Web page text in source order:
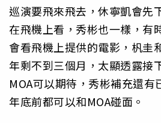
巡演要飛來飛去，休寧凱會先
在飛機上看，秀彬也一樣，有
會看飛機上提供的電影，杋圭
年剩不到三個月，太顯透露接
MOA可以期待，秀彬補充還有
年底前都可以和MOA碰面。